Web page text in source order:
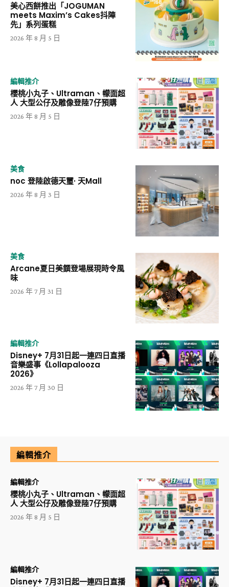
美心西餅推出「JOGUMAN
meets Maxim’s Cakes抖陣
先」系列蛋糕
2026 年 8 月 5 日
編輯推介
櫻桃小丸子、Ultraman、幪面超
人 大型公仔及雕像登陸7仔預購
2026 年 8 月 5 日
美食
noc 登陸啟德天璽· 天Mall
2026 年 8 月 3 日
美食
Arcane夏日美饌登場展現時令風
味
2026 年 7 月 31 日
編輯推介
Disney+ 7月31日起一連四日直播
音樂盛事《Lollapalooza
2026》
2026 年 7 月 30 日
編輯推介
編輯推介
櫻桃小丸子、Ultraman、幪面超
人 大型公仔及雕像登陸7仔預購
2026 年 8 月 5 日
編輯推介
Disney+ 7月31日起一連四日直播